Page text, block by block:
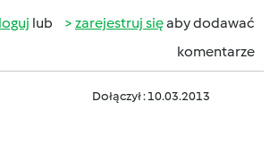
lub zarejestruj sięaby dodawać
komentarze
Dołączył : 10.03.2013